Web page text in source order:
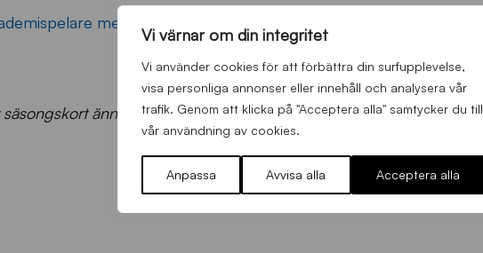
Vi värnar om din integritet
Vi använder cookies för att förbättra din surfupplevelse,
visa personliga annonser eller innehåll och analysera vår
trafik. Genom att klicka på "Acceptera alla" samtycker du till
vår användning av cookies.
Anpassa Avvisa alla Acceptera alla
med A-laget på träningsläger
ännu? Säkra din plats på Studan nu!